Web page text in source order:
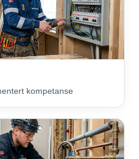
kompetanse